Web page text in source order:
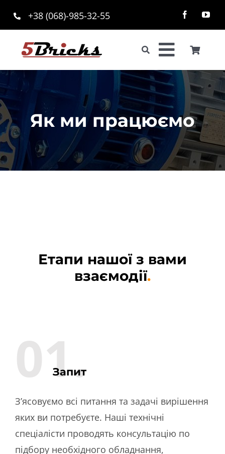
content
+38(068)-985-32-55
Toggle
Пошук
Toggle
UKR EN
Як ми працюємо
Етапи нашої з вами
взаємодії.
01.
Запит
З’ясовуємо всі питання та задачі вирішення
яких ви потребуєте. Наші технічні
спеціалісти проводять консультацію по
підбору необхідного обладнання,